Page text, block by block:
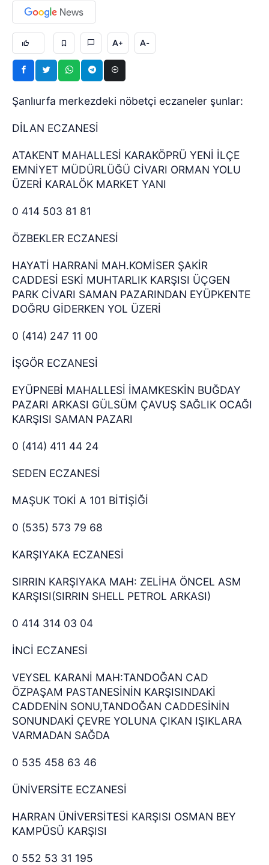
A+ A-
Şanlıurfa merkezdeki nöbetçi eczaneler şunlar:
DİLAN ECZANESİ
ATAKENT MAHALLESİ KARAKÖPRÜ YENİ İLÇE
EMNİYET MÜDÜRLÜĞÜ CİVARI ORMAN YOLU
ÜZERİ KARALÖK MARKET YANI
0 414 503 81 81
ÖZBEKLER ECZANESİ
HAYATİ HARRANİ MAH.KOMİSER ŞAKİR
CADDESİ ESKİ MUHTARLIK KARŞISI ÜÇGEN
PARK CİVARI SAMAN PAZARINDAN EYÜPKENTE
DOĞRU GİDERKEN YOL ÜZERİ
0 (414) 247 11 00
İŞGÖR ECZANESİ
EYÜPNEBİ MAHALLESİ İMAMKESKİN BUĞDAY
PAZARI ARKASI GÜLSÜM ÇAVUŞ SAĞLIK OCAĞI
KARŞISI SAMAN PAZARI
0 (414) 411 44 24
SEDEN ECZANESİ
MAŞUK TOKİ A 101 BİTİŞİĞİ
0 (535) 573 79 68
KARŞIYAKA ECZANESİ
SIRRIN KARŞIYAKA MAH: ZELİHA ÖNCEL ASM
KARŞISI(SIRRIN SHELL PETROL ARKASI)
0 414 314 03 04
İNCİ ECZANESİ
VEYSEL KARANİ MAH:TANDOĞAN CAD
ÖZPAŞAM PASTANESİNİN KARŞISINDAKİ
CADDENİN SONU,TANDOĞAN CADDESİNİN
SONUNDAKİ ÇEVRE YOLUNA ÇIKAN IŞIKLARA
VARMADAN SAĞDA
0 535 458 63 46
ÜNİVERSİTE ECZANESİ
HARRAN ÜNİVERSİTESİ KARŞISI OSMAN BEY
KAMPÜSÜ KARŞISI
0 552 53 31 195